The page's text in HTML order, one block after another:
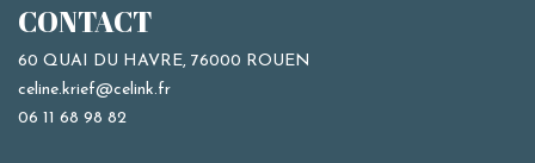
CONTACT
60 QUAI DU HAVRE, 76000 ROUEN
celine.krief@celink.fr
06 11 68 98 82